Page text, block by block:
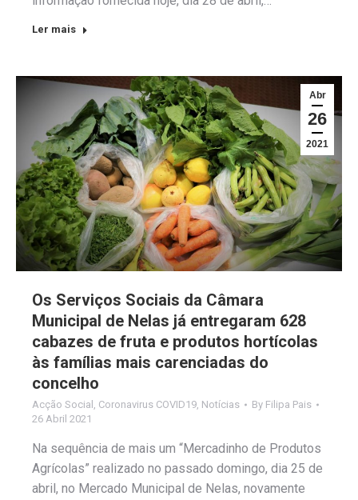
Ler mais
Abr
26
2021
Os Serviços Sociais da Câmara
Municipal de Nelas já entregaram 628
cabazes de fruta e produtos hortícolas
às famílias mais carenciadas do
concelho
Acção Social , Coronavirus COVID19, Notícias By Filipa Pais
26 Abril 2021
Na sequência de mais um “Mercadinho de Produtos
Agrícolas” realizado no passado domingo, dia 25 de
abril, no Mercado Municipal de Nelas, novamente